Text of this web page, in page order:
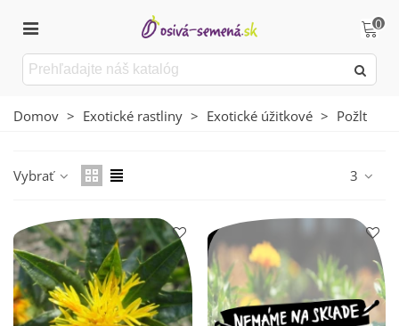
0
Domov > Exotické rastliny > Exotické úžitkové > Požlt
Vybrať 3